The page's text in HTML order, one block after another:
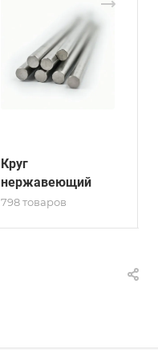
Круг
нержавеющий
798 товаров